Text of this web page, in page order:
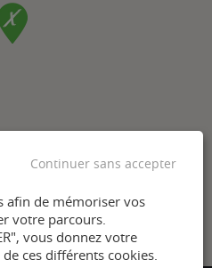
afin de mémoriser vos
votre parcours.
vous donnez votre
ces différents cookies.
Continuer sans accepter